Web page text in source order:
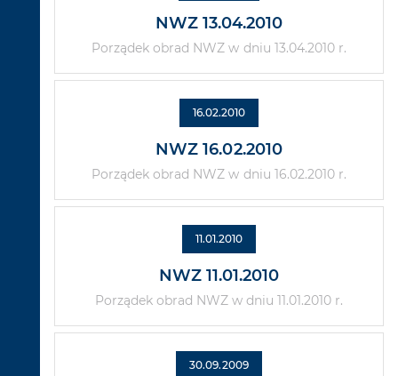
NWZ 13.04.2010
Porządek obrad NWZ w dniu 13.04.2010 r.
16.02.2010
NWZ 16.02.2010
Porządek obrad NWZ w dniu 16.02.2010 r.
11.01.2010
NWZ 11.01.2010
Porządek obrad NWZ w dniu 11.01.2010 r.
30.09.2009